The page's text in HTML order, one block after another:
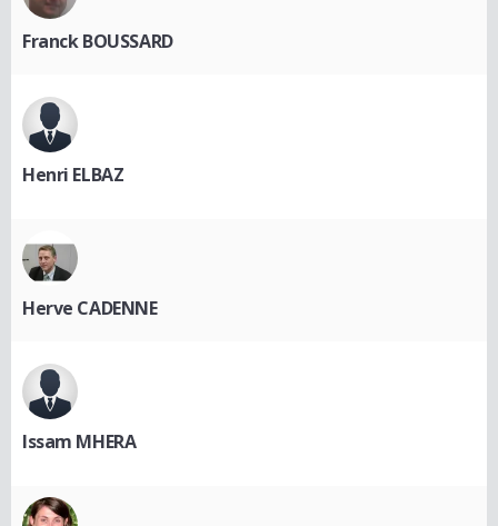
Franck BOUSSARD
Henri ELBAZ
Herve CADENNE
Issam MHERA